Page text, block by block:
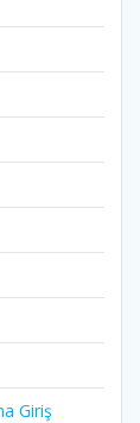
Giriş